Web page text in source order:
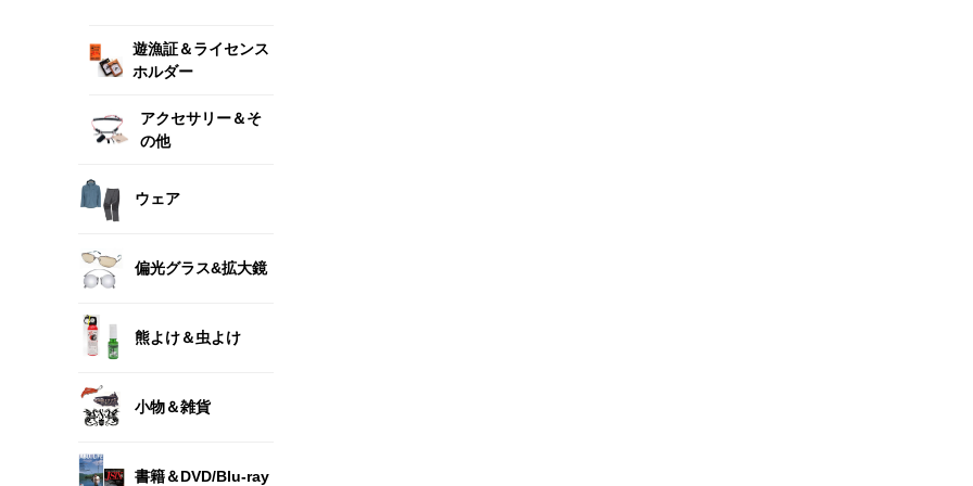
遊漁証＆ライセンス
ホルダー
アクセサリー＆そ
の他
ウェア
偏光グラス&拡大鏡
熊よけ＆虫よけ
小物＆雑貨
書籍＆DVD/Blu-ray